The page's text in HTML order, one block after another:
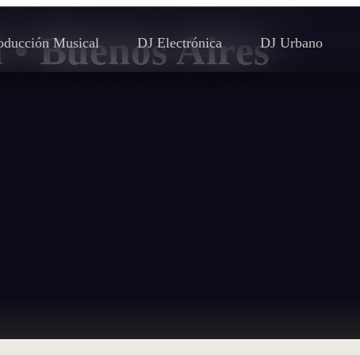
Musical DJ Electrónica DJ Urbano
Buenos Aires